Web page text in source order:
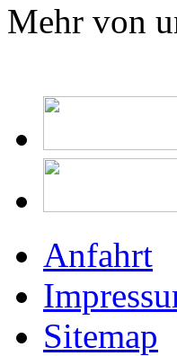
Mehr von
Anfahrt
Sitemap